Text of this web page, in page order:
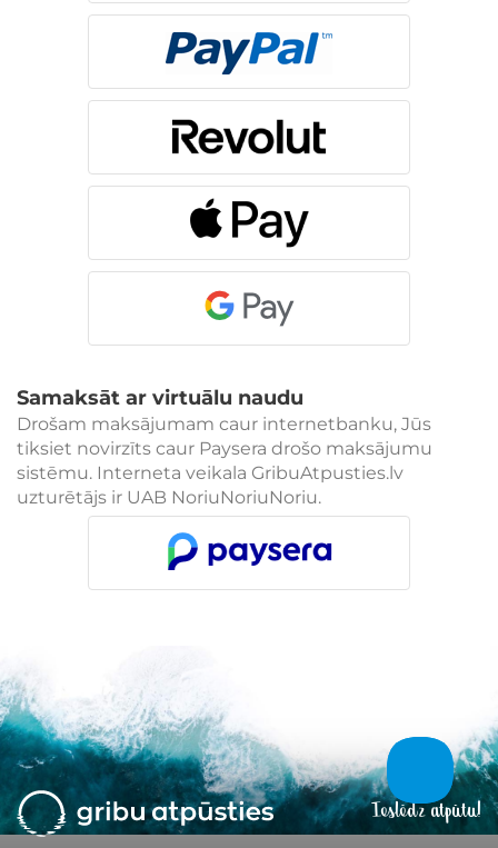
Samaksāt ar virtuālu naudu
Drošam maksājumam caur internetbanku, Jūs
tiksiet novirzīts caur Paysera drošo maksājumu
sistēmu. Interneta veikala GribuAtpusties.lv
uzturētājs ir UAB NoriuNoriuNoriu.
Ieslēdz atpūtu!